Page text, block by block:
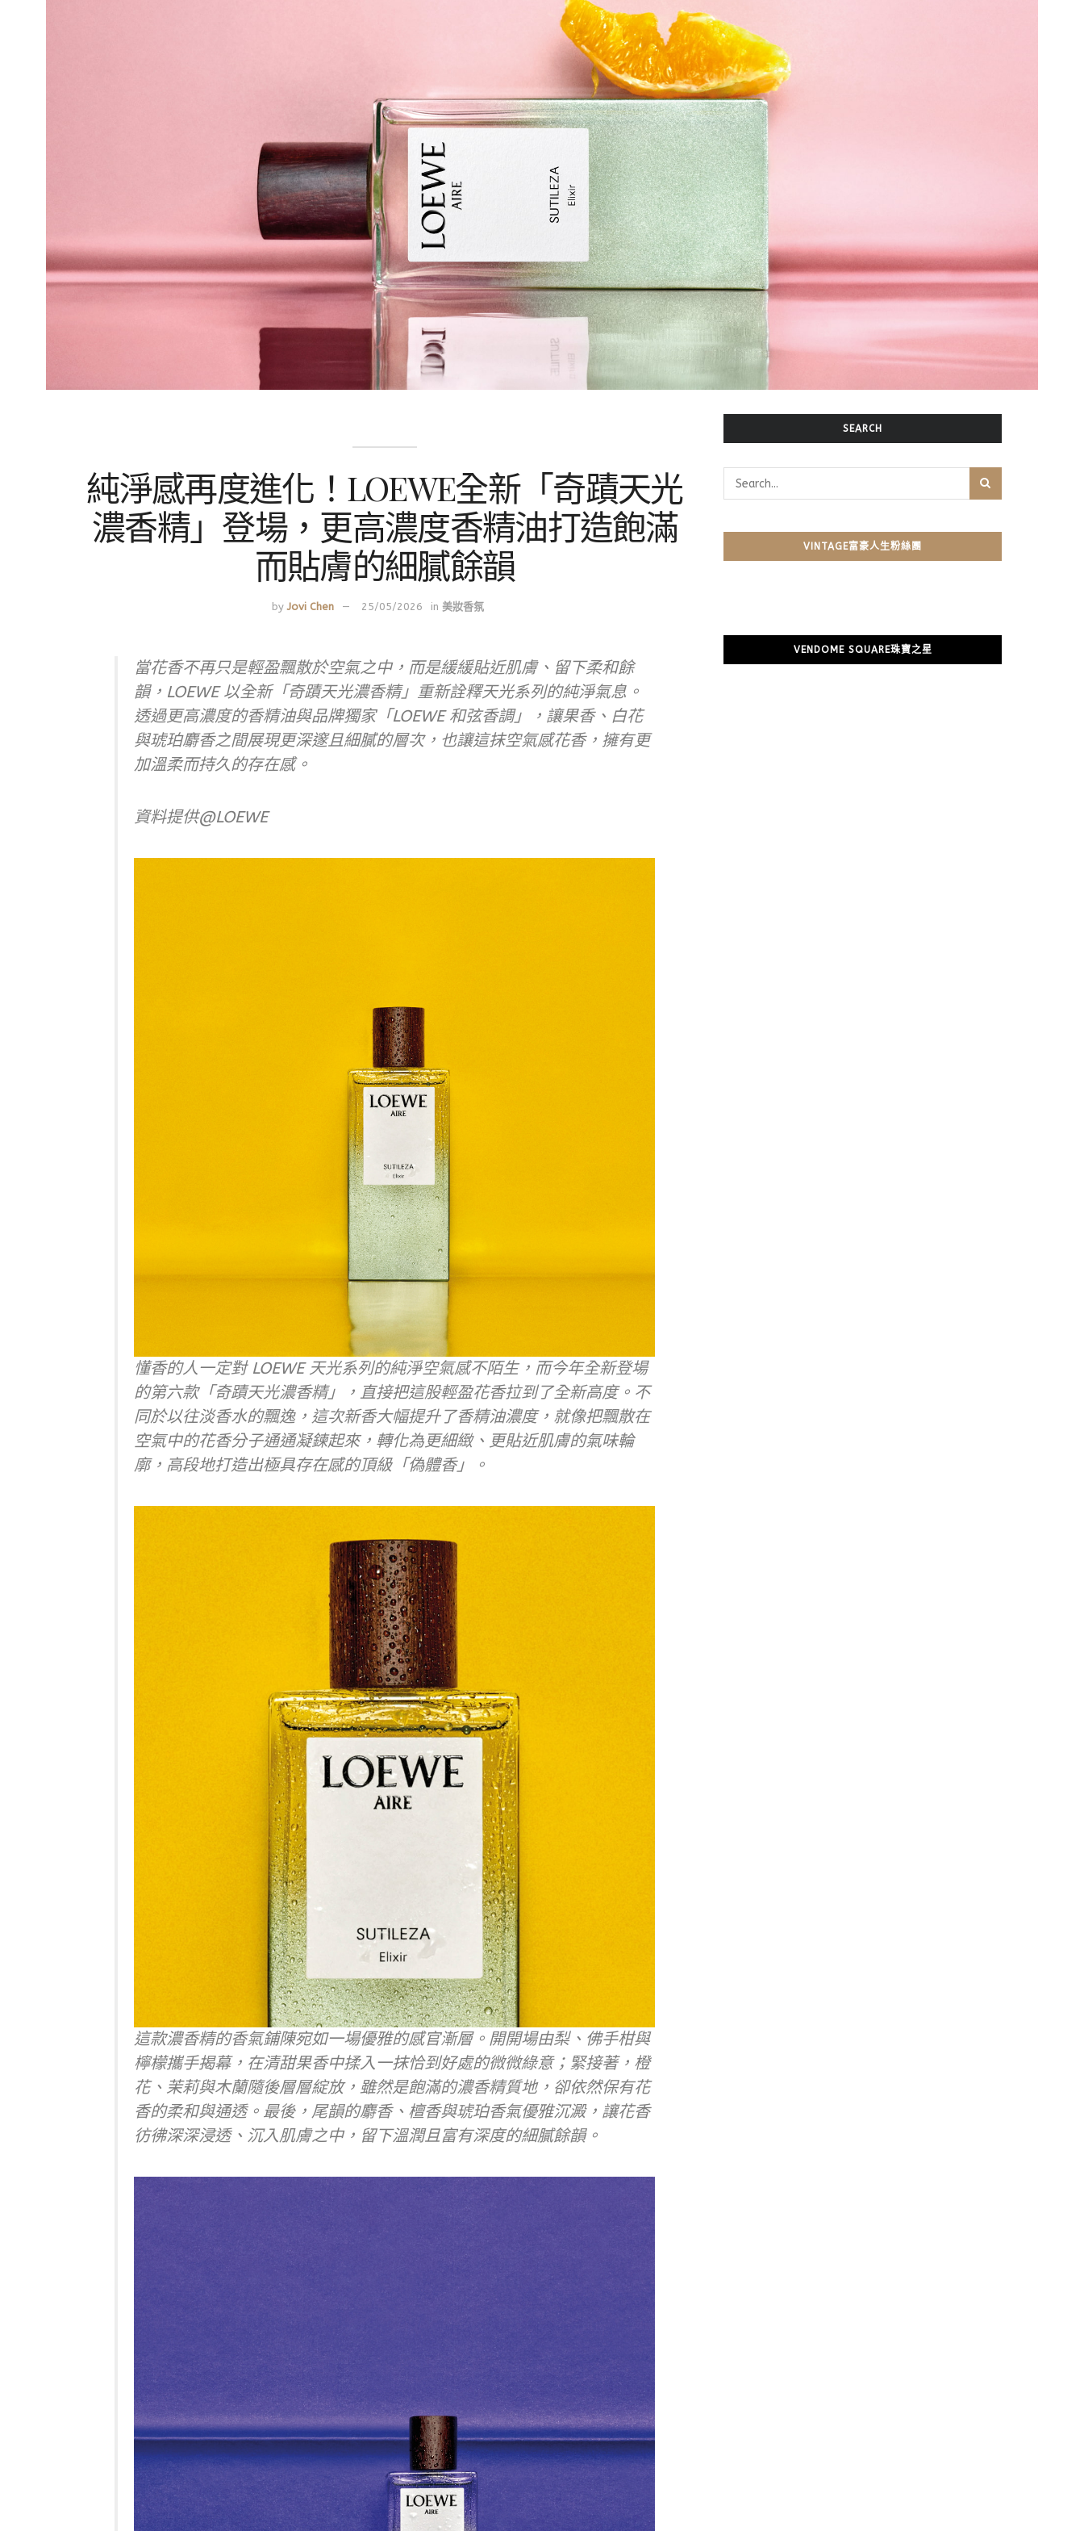
純淨感再度進化！LOEWE全新「奇蹟天光
濃香精」登場，更高濃度香精油打造飽滿
而貼膚的細膩餘韻
by Jovi Chen 25/05/2026 in 美妝香氛
當花香不再只是輕盈飄散於空氣之中，而是緩緩貼近肌膚、留下柔和餘
韻，LOEWE 以全新「奇蹟天光濃香精」重新詮釋天光系列的純淨氣息。
透過更高濃度的香精油與品牌獨家「LOEWE 和弦香調」，讓果香、白花
與琥珀麝香之間展現更深邃且細膩的層次，也讓這抹空氣感花香，擁有更
加溫柔而持久的存在感。
資料提供@LOEWE
懂香的人一定對 LOEWE 天光系列的純淨空氣感不陌生，而今年全新登場
的第六款「奇蹟天光濃香精」，直接把這股輕盈花香拉到了全新高度。不
同於以往淡香水的飄逸，這次新香大幅提升了香精油濃度，就像把飄散在
空氣中的花香分子通通凝鍊起來，轉化為更細緻、更貼近肌膚的氣味輪
廓，高段地打造出極具存在感的頂級「偽體香」。
這款濃香精的香氣鋪陳宛如一場優雅的感官漸層。開開場由梨、佛手柑與
檸檬攜手揭幕，在清甜果香中揉入一抹恰到好處的微微綠意；緊接著，橙
花、茉莉與木蘭隨後層層綻放，雖然是飽滿的濃香精質地，卻依然保有花
香的柔和與通透。最後，尾韻的麝香、檀香與琥珀香氣優雅沉澱，讓花香
彷彿深深浸透、沉入肌膚之中，留下溫潤且富有深度的細膩餘韻。
SEARCH
VINTAGE富豪人生粉絲團
VENDOME SQUARE珠寶之星